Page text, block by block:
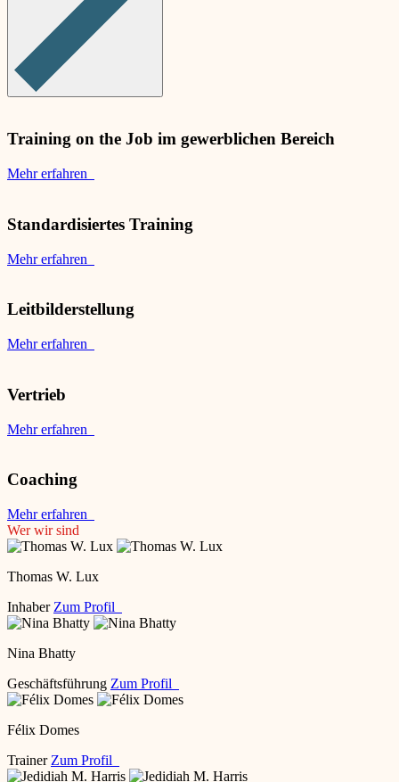
Training on the Job im gewerblichen Bereich
Mehr erfahren
Standardisiertes Training
Mehr erfahren
Leitbilderstellung
Mehr erfahren
Vertrieb
Mehr erfahren
Coaching
Mehr erfahren
Wer wir sind
Thomas W. Lux
Inhaber Zum Profil
Nina Bhatty
Geschäftsführung Zum Profil
Félix Domes
Trainer Zum Profil